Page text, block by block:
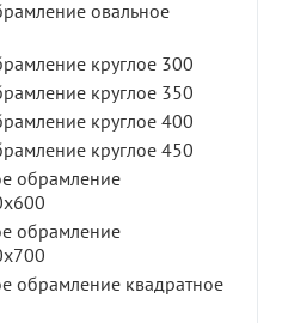
овальное
круглое 300
круглое 350
круглое 400
круглое 450
обрамление
обрамление
обрамление квадратное